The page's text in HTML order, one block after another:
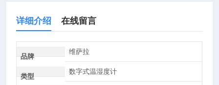
详细介绍 在线留言
品牌
维萨拉
类型
数字式温湿度计